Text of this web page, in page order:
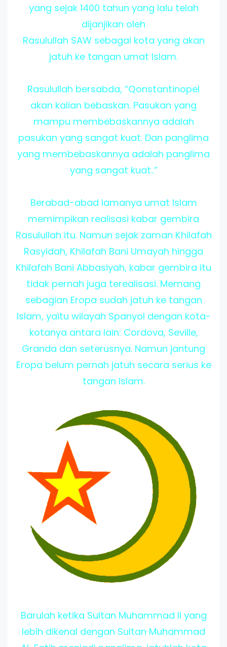
yang sejak 1400 tahun yang lalu telah
dijanjikan oleh
Rasulullah SAW sebagai kota yang akan
jatuh ke tangan umat Islam.
Rasulullah bersabda, “Qonstantinopel
akan kalian bebaskan. Pasukan yang
mampu membebaskannya adalah
pasukan yang sangat kuat. Dan panglima
yang membebaskannya adalah panglima
yang sangat kuat..”
Berabad-abad lamanya umat Islam
memimpikan realisasi kabar gembira
Rasulullah itu. Namun sejak zaman Khilafah
Rasyidah, Khilafah Bani Umayah hingga
Khilafah Bani Abbasiyah, kabar gembira itu
tidak pernah juga terealisasi. Memang
sebagian Eropa sudah jatuh ke tangan
Islam, yaitu wilayah Spanyol dengan kota-
kotanya antara lain: Cordova, Seville,
Granda dan seterusnya. Namun jantung
Eropa belum pernah jatuh secara serius ke
tangan Islam.
Barulah ketika Sultan Muhammad II yang
lebih dikenal dengan Sultan Muhammad